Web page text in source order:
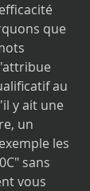
que
au
y ait une
un
les
sans
vous